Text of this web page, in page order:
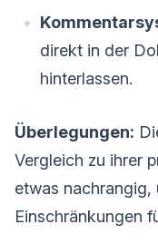
direkt in der
hinterlassen.
Überlegungen:
Vergleich zu ihrer
etwas nachrangig,
Einschränkungen